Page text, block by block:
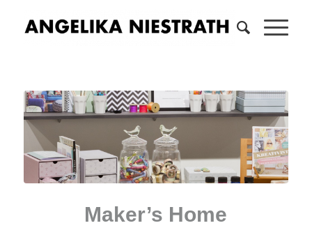
Maker’s Home